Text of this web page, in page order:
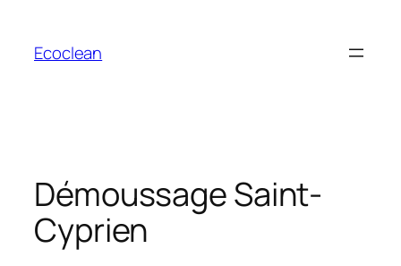
contenu
Ecoclean
Démoussage Saint-
Cyprien